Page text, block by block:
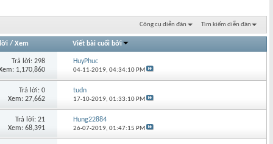
Công cụ diễn đàn Tìm kiếm diễn đàn
/ Xem Viết bài cuối bởi
Trả lời: 298
1,170,860
HuyPhuc
04-11-2019,04:34:10 PM
Trả lời: 0
Xem: 27,662
tudn
17-10-2019,01:33:10 PM
Trả lời: 21
Xem: 68,391
Hung22884
26-07-2019,01:47:15 PM